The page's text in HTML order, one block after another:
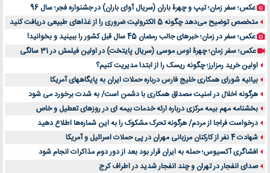
عکس؛ سفر زمان؛ تیپ و چهرۀ باران (سریال آوای باران) در جشنواره فجر؛ سال 96
متخصص توضیح می‌دهد چگونه 5 الکترولیت ضروری را از غذاهای طبیعی دریافت کنید
عکس؛ سفر در زمان؛ خبرهای جالب رمضان 45 سال قبل کشور را ببینید و بخوانید!
عکس؛ سفر زمان؛ چهرۀ اوس موسی (سریال پایتخت) در اولین فیلمش در 31 سالگی
اولین خرید رمزارز؛ چگونه ریسک را از ابتدا مدیریت کنیم؟
بیانیه شورای همکاری خلیج فارس درباره حملات ایران به پایگاههای آمریکا
هرگونه اخلال در امنیت مصداق همکاری با دشمن است/ به شدت برخورد می شود
بخشنامه مهم بیمه مرکزی درباره ارئه خدمات بیمه ای در روزهای تعطیل و خاص
درخواست فراجا از مردم/ هرگونه تحرک مشکوک را به این شماره‌ها اطلاع دهید
شهادت 4 نفر از کارکنان مرزبانی مهران در پی حملات اسرائیل و آمریکا
افشاگری آکسیوس؛ حمله به ایران قرار بود بعد از دور دوم مذاکرات انجام شود
صدای انفجار در تهران و چند انفجار شدید در اطراف کرج